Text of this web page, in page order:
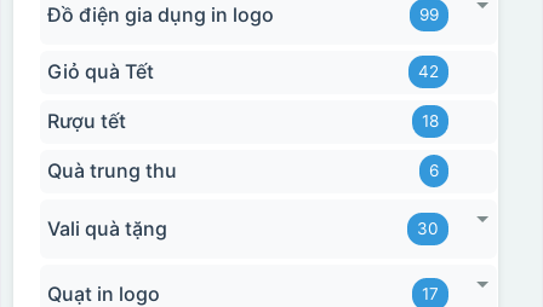
Đồ điện gia dụng in logo 99
Giỏ quà Tết 42
Rượu tết 18
Quà trung thu 6
Vali quà tặng 30
Quạt in logo 17